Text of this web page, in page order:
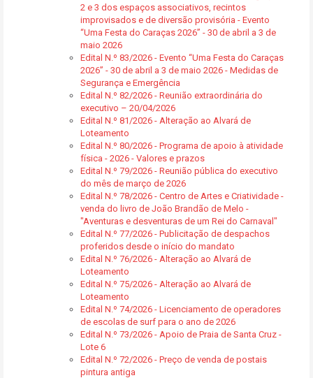
2 e 3 dos espaços associativos, recintos
improvisados e de diversão provisória - Evento
“Uma Festa do Caraças 2026” - 30 de abril a 3 de
maio 2026
Edital N.º 83/2026 - Evento “Uma Festa do Caraças
2026” - 30 de abril a 3 de maio 2026 - Medidas de
Segurança e Emergência
Edital N.º 82/2026 - Reunião extraordinária do
executivo – 20/04/2026
Edital N.º 81/2026 - Alteração ao Alvará de
Loteamento
Edital N.º 80/2026 - Programa de apoio à atividade
física - 2026 - Valores e prazos
Edital N.º 79/2026 - Reunião pública do executivo
do mês de março de 2026
Edital N.º 78/2026 - Centro de Artes e Criatividade -
venda do livro de João Brandão de Melo -
"Aventuras e desventuras de um Rei do Carnaval"
Edital N.º 77/2026 - Publicitação de despachos
proferidos desde o início do mandato
Edital N.º 76/2026 - Alteração ao Alvará de
Loteamento
Edital N.º 75/2026 - Alteração ao Alvará de
Loteamento
Edital N.º 74/2026 - Licenciamento de operadores
de escolas de surf para o ano de 2026
Edital N.º 73/2026 - Apoio de Praia de Santa Cruz -
Lote 6
Edital N.º 72/2026 - Preço de venda de postais
pintura antiga